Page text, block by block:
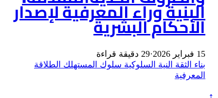
المعرفية لإصدار
سلوك المستهلكالطلاقة